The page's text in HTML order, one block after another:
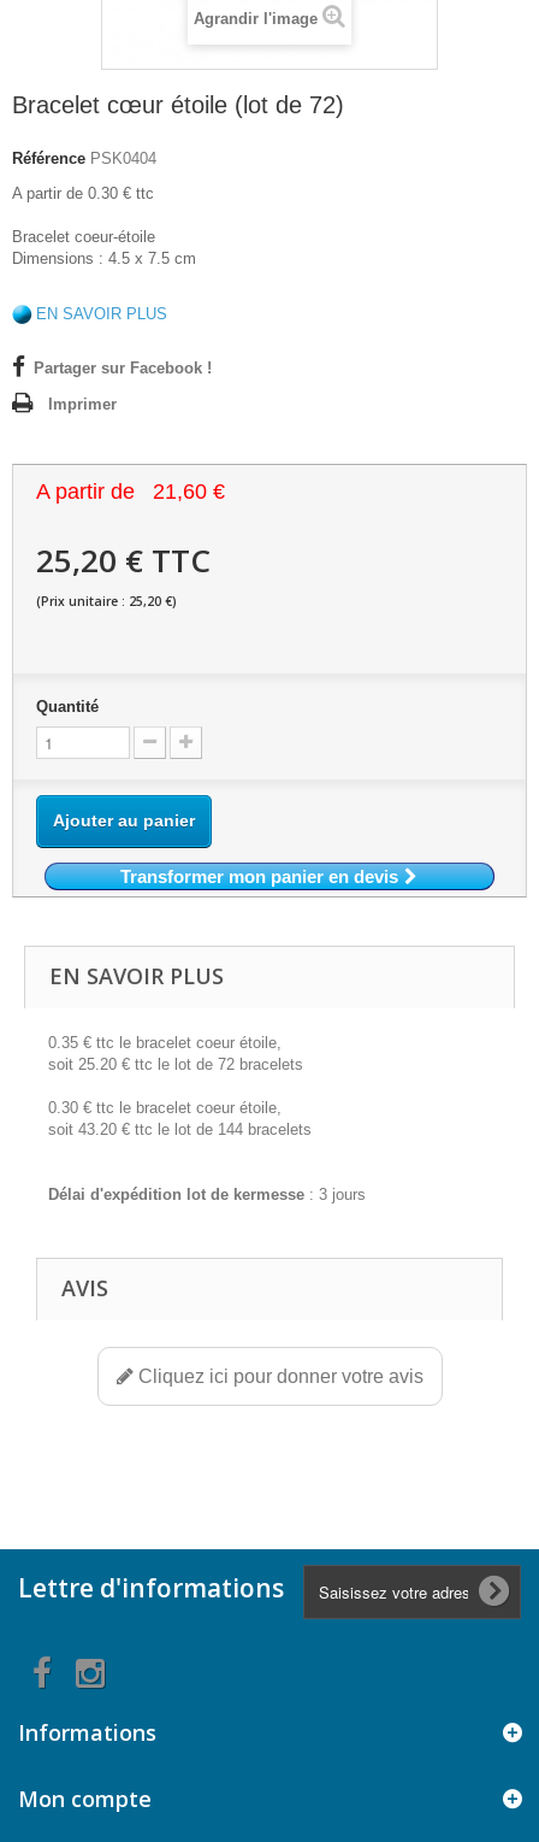
Agrandir l'image
Bracelet cœur étoile (lot de 72)
Référence PSK0404
A partir de 0.30 € ttc
Bracelet coeur-étoile
Dimensions : 4.5 x 7.5 cm
EN SAVOIR PLUS
Partager sur Facebook !
Imprimer
A partir de 21,60 €
25,20 € TTC
(Prix unitaire : 25,20 €)
Quantité
Ajouter au panier
Transformer mon panier en devis
EN SAVOIR PLUS
0.35 € ttc le bracelet coeur étoile,
soit 25.20 € ttc le lot de 72 bracelets
0.30 € ttc le bracelet coeur étoile,
soit 43.20 € ttc le lot de 144 bracelets
Délai d'expédition lot de kermesse : 3 jours
AVIS
Cliquez ici pour donner votre avis
Lettre d'informations
Informations
Mon compte